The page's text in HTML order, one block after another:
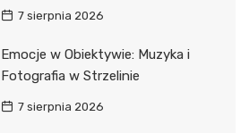
7 sierpnia 2026
Emocje w Obiektywie: Muzyka i
Fotografia w Strzelinie
7 sierpnia 2026